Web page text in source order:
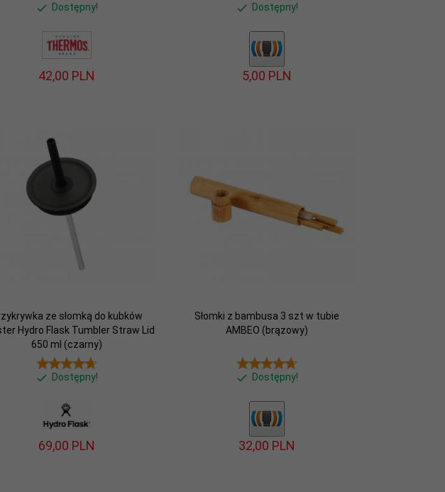
Dostępny!
42,00 PLN
Dostępny!
5,00 PLN
ze słomką do kubków
Hydro Flask Tumbler Straw Lid
650 ml (czarny)
Dostępny!
69,00 PLN
Słomki z bambusa 3 szt w tubie
AMBEO (brązowy)
Dostępny!
32,00 PLN